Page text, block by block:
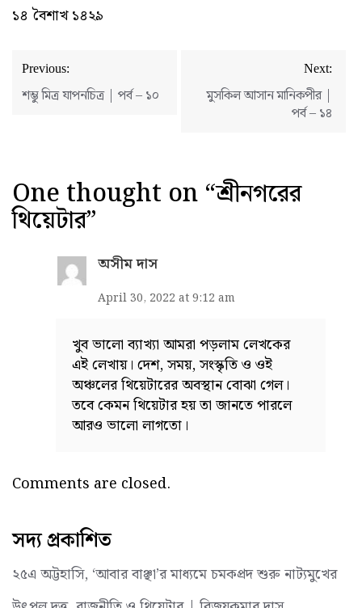
১৪ বৈশাখ ১৪২৯
Post
navigation
Previous:
শম্ভু মিত্র যাপনচিত্র | পর্ব – ১০
Next:
মুসকিল আসান মানিকপীর |
পর্ব – ১৪
One thought on “শ্রীনগরের
থিয়েটার”
অসীম দাস
April 30, 2022 at 9:12 am
খুব ভালো ব্যাখ্যা আমরা পড়লাম লেখকের
এই লেখায়। দেশ, সময়, সংস্কৃতি ও ওই
অঞ্চলের থিয়েটারের অবস্থান বোঝা গেল।
তবে কেমন থিয়েটার হয় তা জানতে পারলে
আরও ভালো লাগতো।
Comments are closed.
সদ্য প্রকাশিত
২৫এ অট্টহাসি, ‘আবার বাঞ্ছা’র মাধ্যমে চমকপ্রদ শুরু নাট্যমুখের